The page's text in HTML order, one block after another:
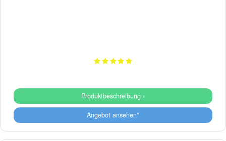
Produktbeschreibung ›
Angebot ansehen*